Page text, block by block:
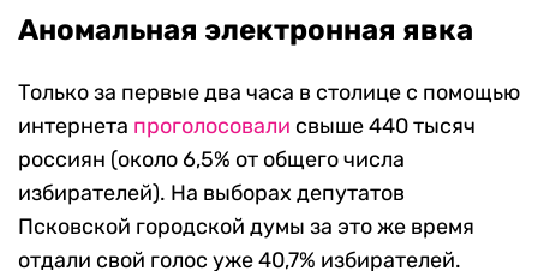
Аномальная электронная явка
Только за первые два часа в столице с помощью
интернета проголосовали свыше 440 тысяч
россиян (около 6,5% от общего числа
избирателей). На выборах депутатов
Псковской городской думы за это же время
отдали свой голос уже 40,7% избирателей.